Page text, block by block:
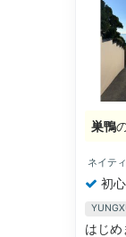
巣鴨
ネイテ
初
はじ